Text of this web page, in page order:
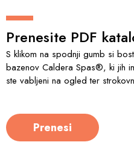
Prenesite PDF
S klikom na spodnji gumb si
bazenov Caldera Spas®, ki jih
ste vabljeni na ogled ter
Prenesi